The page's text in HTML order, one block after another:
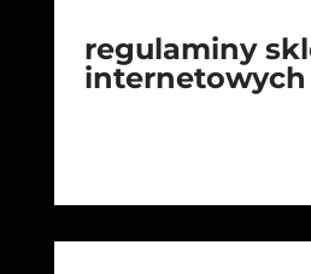
regulaminy
internetowych